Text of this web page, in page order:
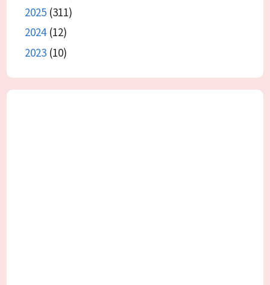
2025 (311)
2024(12)
2023 (10)